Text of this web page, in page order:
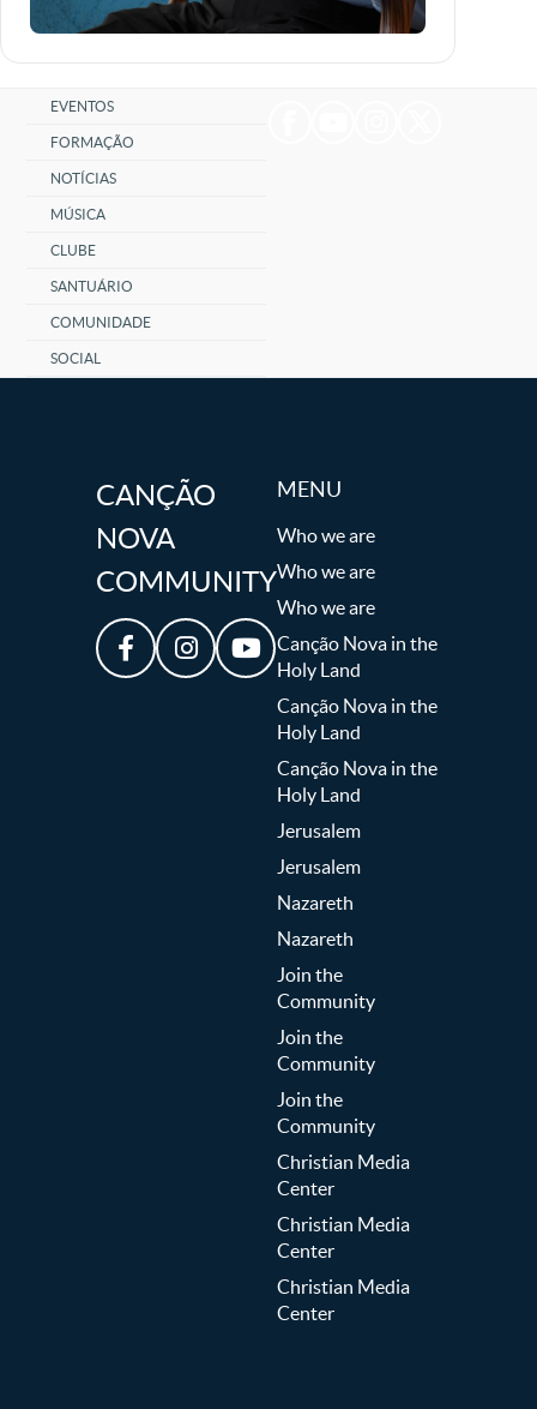
EVENTOS
FORMAÇÃO
NOTÍCIAS
MÚSICA
CLUBE
SANTUÁRIO
COMUNIDADE
SOCIAL
CANÇÃO
NOVA
COMMUNITY
MENU
Who we are
Who we are
Who we are
Canção Nova in the
Holy Land
Canção Nova in the
Holy Land
Canção Nova in the
Holy Land
Jerusalem
Jerusalem
Nazareth
Nazareth
Join the
Community
Join the
Community
Join the
Community
Christian Media
Center
Christian Media
Center
Christian Media
Center